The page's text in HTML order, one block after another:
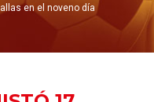
en el noveno día